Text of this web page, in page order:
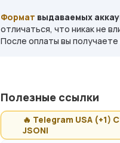
Формат выдаваемых
отличаться, что никак не
После оплаты вы получаете
Полезные ссылки
🔥 Telegram USA
JSON|